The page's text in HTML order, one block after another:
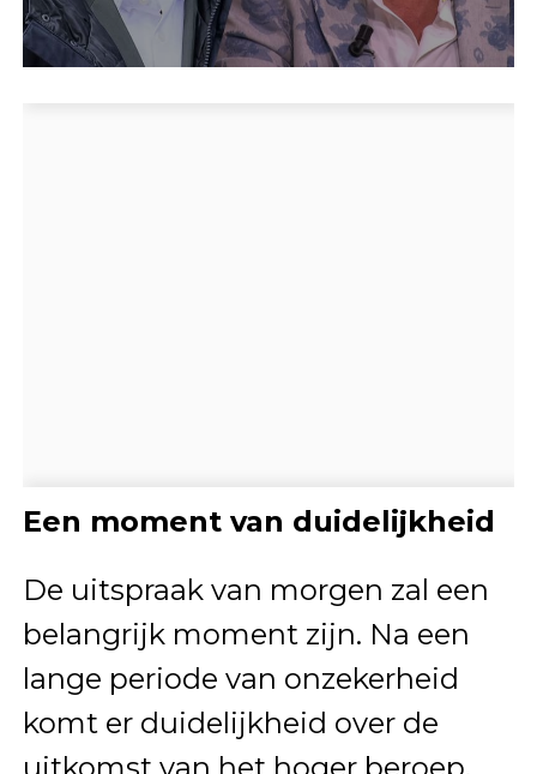
Een moment van duidelijkheid
De uitspraak van morgen zal een
belangrijk moment zijn. Na een
lange periode van onzekerheid
komt er duidelijkheid over de